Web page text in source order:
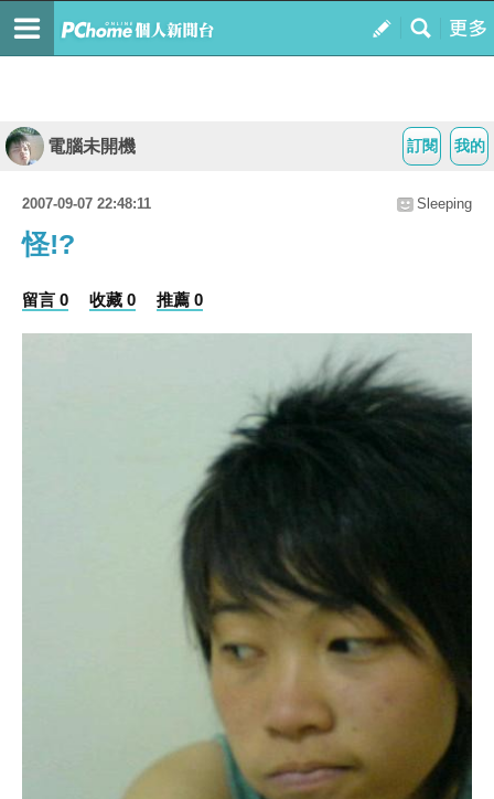
我的
訂閱
電腦未開機
2007-09-07 22:48:11 Sleeping
怪!?
留言 0 收藏 0 推薦 0